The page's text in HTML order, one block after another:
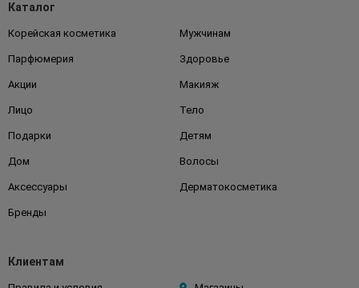
Каталог
Корейская косметика Мужчинам
Парфюмерия Здоровье
Акции Макияж
Лицо Тело
Подарки Детям
Дом Волосы
Аксессуары Дерматокосметика
Бренды
Клиентам